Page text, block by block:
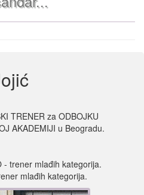
TRENER za ODBOJKU
AKADEMIJI u Beogradu.
- trener mlađih kategorija.
mlađih kategorija.